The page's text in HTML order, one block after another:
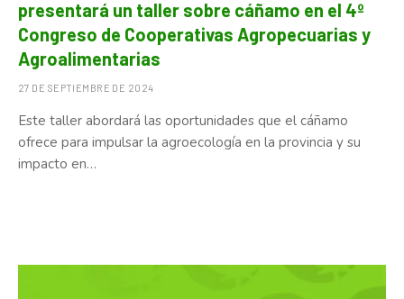
presentará un taller sobre cáñamo en el 4º
Congreso de Cooperativas Agropecuarias y
Agroalimentarias
27 DE SEPTIEMBRE DE 2024
Este taller abordará las oportunidades que el cáñamo
ofrece para impulsar la agroecología en la provincia y su
impacto en…